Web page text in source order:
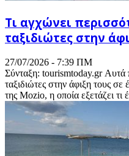
Τι αγχώνει
ταξιδιώτες στην
27/07/2026 - 7:39 ΠΜ
Σύνταξη: tourismtoday.gr Αυτά
ταξιδιώτες στην άφιξη τους
της Mozio, η οποία εξετάζει τι